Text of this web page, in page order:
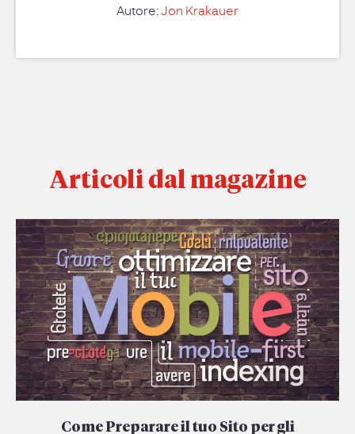
Autore:Jon Krakauer
Articoli dal magazine
Come Preparare il tuo Sito per gli